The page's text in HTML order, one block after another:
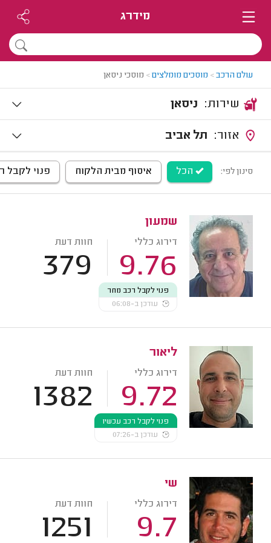
מידרג
עולם הרכב> מוסכים מומלצים> מוסכי ניסאן
ניסאן
תל אביב
סינון לפי: הכל איסוף מבית הלקוח פנוי לקבל
שמעון
דירוג כללי
9.76
חוות דעת
379
פנוי לקבל רכב מחר
עודכן ב-06:08
ליאור
דירוג כללי
9.72
חוות דעת
1382
פנוי לקבל רכב עכשיו
עודכן ב-07:26
שי
דירוג כללי
9.7
חוות דעת
1251